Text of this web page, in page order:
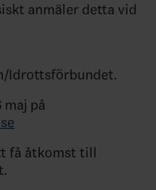
anmäler detta vid
Idrottsförbundet.
på
få åtkomst till